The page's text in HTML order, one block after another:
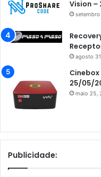
Vision
agosto
25/05/
maio 25,
Publicidade: